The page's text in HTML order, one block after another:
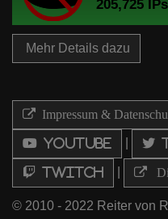
Mehr Details dazu
Impressum &
Youtube
Twitch
© 2010 - 2022 Reiter von